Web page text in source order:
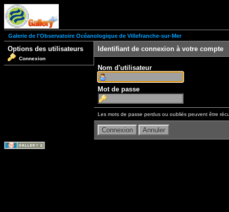
Galerie de l'Observatoire Océanologique de Villefranche-sur-Mer
Options des utilisateurs
Connexion
Identifiant de connexion à votre compte
Nom d'utilisateur
Mot de passe
Les mots de passe perdus ou oubliés peuvent être